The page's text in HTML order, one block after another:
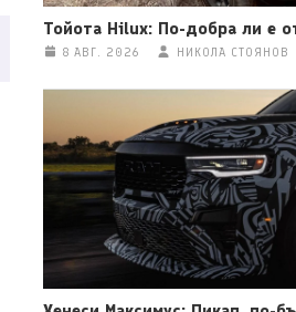
Тойота Hilux: По-добра ли е
8 АВГ. 2026 НИКОЛА СТОЯНОВ